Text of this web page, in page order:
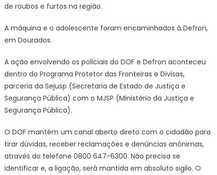
de roubos e furtos na região.
A máquina e o adolescente foram encaminhados à Defron,
em Dourados.
A ação envolvendo os policiais do DOF e Defron aconteceu
dentro do Programa Protetor das Fronteiras e Divisas,
parceria da Sejusp (Secretaria de Estado de Justiça e
Segurança Pública) com o MJSP (Ministério da Justiça e
Segurança Pública).
O DOF mantém um canal aberto direto com o cidadão para
tirar dúvidas, receber reclamações e denúncias anônimas,
através do telefone 0800 647-6300. Não precisa se
identificar e, a ligação, será mantida em absoluto sigilo. O